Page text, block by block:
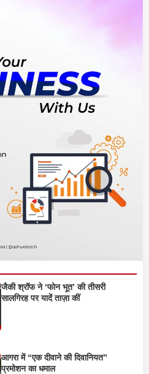
जैकी श्रॉफ ने ‘फोन भूत’ की तीसरी
सालगिरह पर यादें ताज़ा कीं
आगरा में “एक दीवाने की दिवानियत”
प्रमोशन का धमाल